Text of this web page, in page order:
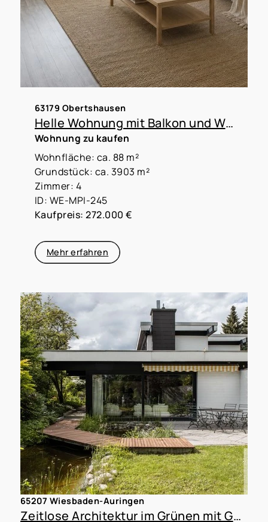
63179 Obertshausen
Helle Wohnung mit Balkon und Weitblick – ideal für die kleine Familie
Wohnung zu kaufen
Wohnfläche: ca. 88 m²
Grundstück: ca. 3903 m²
Zimmer: 4
ID: WE-MPI-245
Kaufpreis: 272.000 €
Mehr erfahren
65207 Wiesbaden-Auringen
Zeitlose Architektur im Grünen mit Gestaltungsspielraum in WI-Auringen